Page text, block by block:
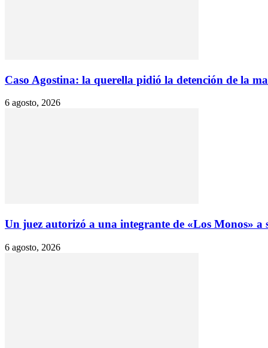
Caso Agostina: la querella pidió la detención de la
6 agosto, 2026
Un juez autorizó a una integrante de «Los Monos» a
6 agosto, 2026